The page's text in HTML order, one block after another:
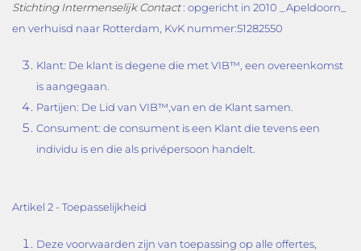
Stichting Intermenselijk Contact: opgericht in 2010 _Apeldoorn_
en verhuisd naar Rotterdam, KvK nummer:51282550
Klant: De klant is degene die met VIB™, een overeenkomst
is aangegaan.
Partijen: De Lid van VIB™,van en de Klant samen.
Consument: de consument is een Klant die tevens een
individu is en die als privépersoon handelt.
Artikel 2 - Toepasselijkheid
Deze voorwaarden zijn van toepassing op alle offertes,